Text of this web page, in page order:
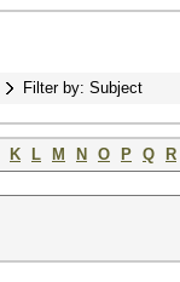
Filter by: Subject
K L M N O P Q
R